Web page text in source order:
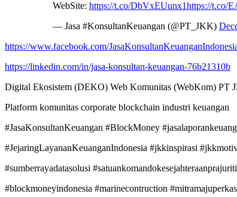
WebSite: https://t.co/DbVxEUunx1https://t.co/
— Jasa #KonsultanKeuangan (@PT_JKK)
https://www.facebook.com/
https://linkedin.com/in/jasa-konsultan-keuangan-76b21310b
Digital Ekosistem (DEKO) Web Komunitas (WebKom) PT
Platform komunitas corporate blockchain industri keuangan
#JasaKonsultanKeuangan #BlockMoney
#JejaringLayananKeuanganIndonesia #jkkinspirasi
#sumberrayadatasolusi
#blockmoneyindonesia #marinecontruction